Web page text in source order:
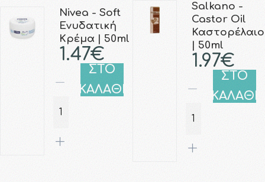
Nivea - Soft
Ενυδατική
Κρέμα | 50ml
1.47€
ΣΤΟ
ΚΑΛΑΘΙ
Salkano -
Castor Oil
Καστορέλαιο
| 50ml
1.97€
ΣΤΟ
ΚΑΛΑΘΙ